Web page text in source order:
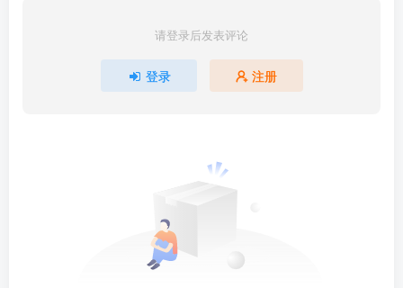
请登录后发表评论
登录 注册